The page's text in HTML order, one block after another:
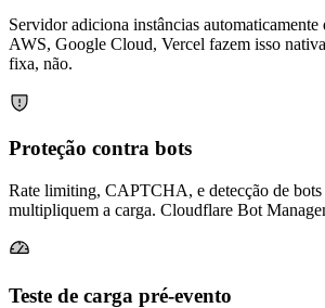
Servidor adiciona instâncias automaticamente
AWS, Google Cloud, Vercel fazem isso
fixa, não.
Proteção contra bots
Rate limiting, CAPTCHA, e detecção de bots
multipliquem a carga. Cloudflare Bot
Teste de carga pré-evento